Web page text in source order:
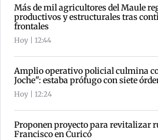
Más de mil agricultores del Maule
productivos y estructurales tras
frontales
Hoy | 12:44
Amplio operativo policial culmina
Joche": estaba prófugo con siete
Hoy | 12:24
Proponen proyecto para revitalizar
Francisco en Curicó